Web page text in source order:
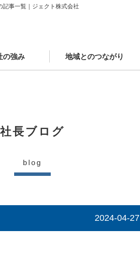
記事一覧｜ジェクト株式会社
の強み 地域とのつながり
社長ブログ
blog
2024-04-27